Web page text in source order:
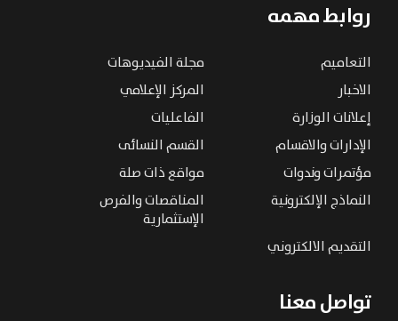
روابط مهمه
التعاميم
مجلة الفيديوهات
الاخبار
المركز الإعلامي
إعلانات الوزارة
الفاعليات
الإدارات والاقسام
القسم النسائى
مؤتمرات وندوات
مواقع ذات صلة
النماذج الإلكترونية
المناقصات والفرص
الإستثمارية
التقديم الالكتروني
تواصل معنا